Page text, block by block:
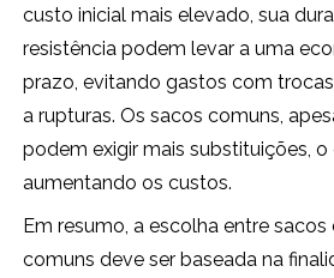
custo inicial mais elevado, sua
resistência podem levar a uma
prazo, evitando gastos com
a rupturas. Os sacos comuns,
podem exigir mais substituições,
aumentando os custos.
Em resumo, a escolha entre
comuns deve ser baseada na